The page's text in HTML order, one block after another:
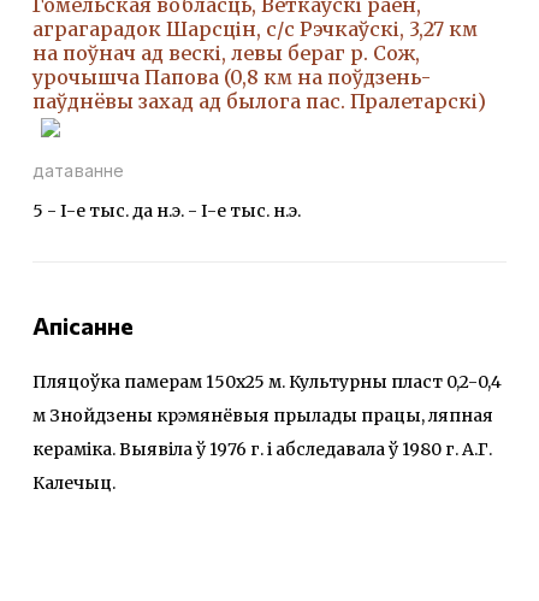
Гомельская вобласць, Веткаўскі раён,
аграгарадок Шарсцін, с/с Рэчкаўскі, 3,27 км
на поўнач ад вескі, левы бераг р. Сож,
урочышча Папова (0,8 км на поўдзень-
паўднёвы захад ад былога пас. Пралетарскі)
датаванне
5 - І-е тыс. да н.э. - І-е тыс. н.э.
Апісанне
Пляцоўка памерам 150х25 м. Культурны пласт 0,2-0,4
м Знойдзены крэмянёвыя прылады працы, ляпная
кераміка. Выявіла ў 1976 г. і абследавала ў 1980 г. А.Г.
Калечыц.